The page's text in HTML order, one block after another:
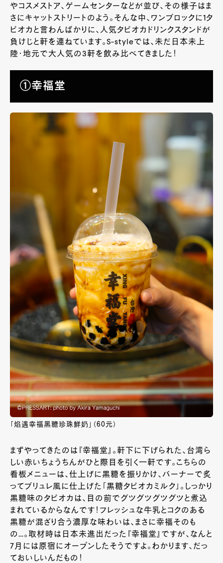
やコスメストア、ゲームセンターなどが並び、その様子はま
さにキャットストリートのよう。そんな中、ワンブロックに1タ
ピオカと言わんばかりに、人気タピオカドリンクスタンドが
負けじと軒を連ねています。S-styleでは、未だ日本未上
陸・地元で大人気の3軒を飲み比べてきました！
①幸福堂
「焰遇幸福黑糖珍珠鮮奶」（60元）
まずやってきたのは『幸福堂』。軒下に下げられた、台湾ら
しい赤いちょうちんがひと際目を引く一軒です。こちらの
看板メニューは、仕上げに黒糖を振りかけ、バーナーで炙
ってブリュレ風に仕上げた「黒糖タピオカミルク」。しっかり
黒糖味のタピオカは、目の前でグツグツグツグツと煮込
まれているからなんです！フレッシュな牛乳とコクのある
黒糖が混ざり合う濃厚な味わいは、まさに幸福そのも
の…。取材時は日本未進出だった『幸福堂』ですが、なんと
7月には原宿にオープンしたそうですよ。わかります、だっ
ておいしいんだもの！